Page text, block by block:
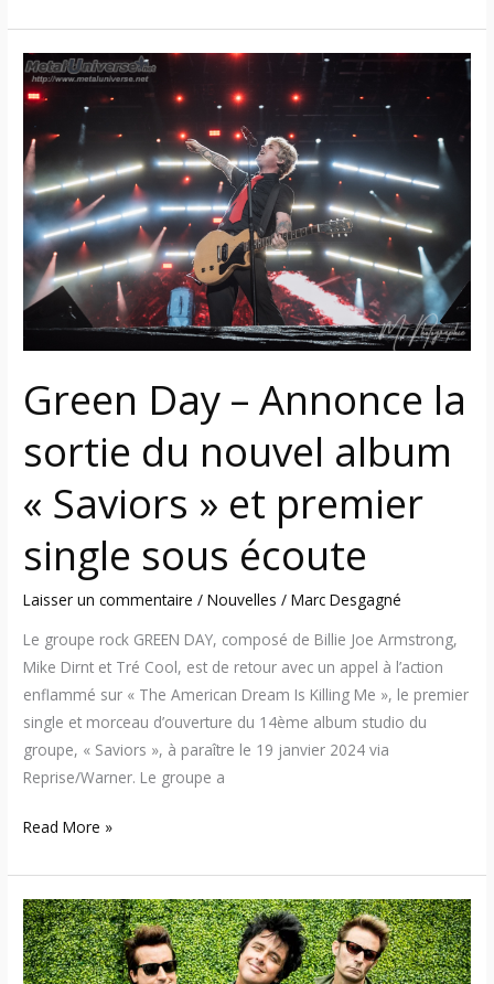
Green Day – Annonce la
sortie du nouvel album
« Saviors » et premier
single sous écoute
Laisser un commentaire /Nouvelles /Marc Desgagné
Le groupe rock GREEN DAY, composé de Billie Joe Armstrong,
Mike Dirnt et Tré Cool, est de retour avec un appel à l’action
enflammé sur « The American Dream Is Killing Me », le premier
single et morceau d’ouverture du 14ème album studio du
groupe, « Saviors », à paraître le 19 janvier 2024 via
Reprise/Warner. Le groupe a
Green
Day
Annonce
la
sortie
du
nouvel
album
« Saviors »
single
écoute
Read More »
Green
Day
–